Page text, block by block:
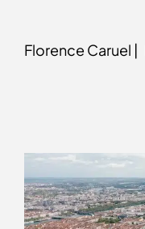
Florence Caruel |